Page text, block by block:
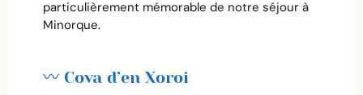
particulièrement mémorable de notre séjour à
Minorque.
〰️ Cova d’en Xoroi